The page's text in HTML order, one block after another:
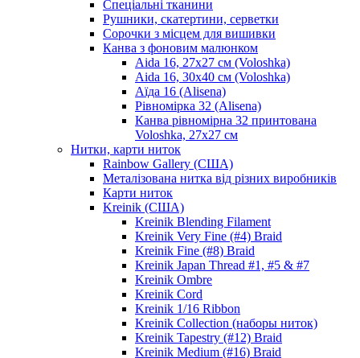
Спеціальні тканини
Рушники, скатертини, серветки
Сорочки з місцем для вишивки
Канва з фоновим малюнком
Aida 16, 27х27 см (Voloshka)
Aida 16, 30х40 см (Voloshka)
Аїда 16 (Alisena)
Рівномірка 32 (Alisena)
Канва рівномірна 32 принтована
Voloshka, 27х27 см
Нитки, карти ниток
Rainbow Gallery (США)
Металізована нитка від різних виробників
Карти ниток
Kreinik (США)
Kreinik Blending Filament
Kreinik Very Fine (#4) Braid
Kreinik Fine (#8) Braid
Kreinik Japan Thread #1, #5 & #7
Kreinik Ombre
Kreinik Cord
Kreinik 1/16 Ribbon
Kreinik Collection (наборы ниток)
Kreinik Tapestry (#12) Braid
Kreinik Medium (#16) Braid